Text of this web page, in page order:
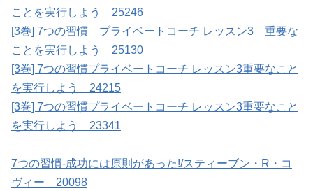
ことを実行しよう 25246
[3巻] 7つの習慣 プライベートコーチ レッスン3 重要な
ことを実行しよう 25130
[3巻] 7つの習慣プライベートコーチ レッスン3重要なこと
を実行しよう 24215
[3巻] 7つの習慣プライベートコーチ レッスン3重要なこと
を実行しよう 23341
7つの習慣-成功には原則があった!/スティーブン・R・コ
ヴィー 20098